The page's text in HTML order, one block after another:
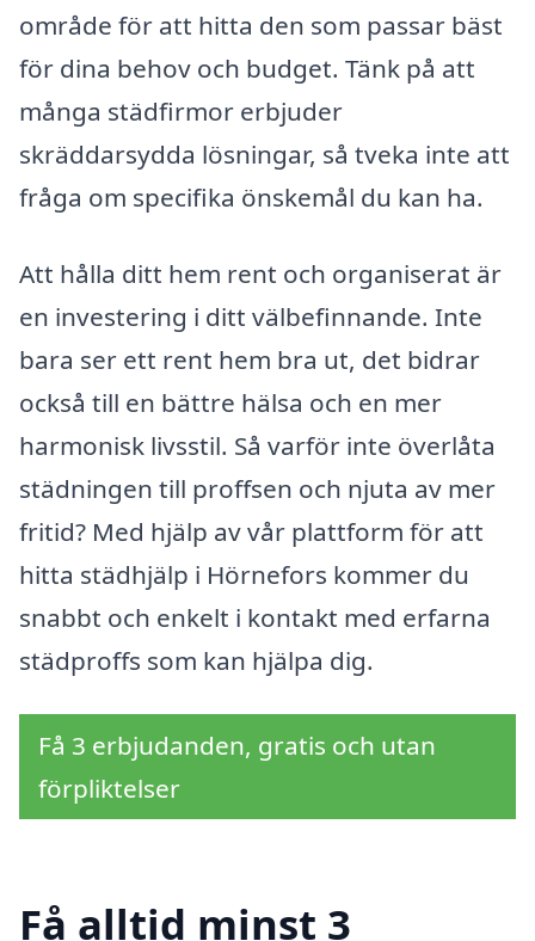
område för att hitta den som passar bäst
för dina behov och budget. Tänk på att
många städfirmor erbjuder
skräddarsydda lösningar, så tveka inte att
fråga om specifika önskemål du kan ha.
Att hålla ditt hem rent och organiserat är
en investering i ditt välbefinnande. Inte
bara ser ett rent hem bra ut, det bidrar
också till en bättre hälsa och en mer
harmonisk livsstil. Så varför inte överlåta
städningen till proffsen och njuta av mer
fritid? Med hjälp av vår plattform för att
hitta städhjälp i Hörnefors kommer du
snabbt och enkelt i kontakt med erfarna
städproffs som kan hjälpa dig.
Få 3 erbjudanden, gratis och utan
förpliktelser
Få alltid minst 3